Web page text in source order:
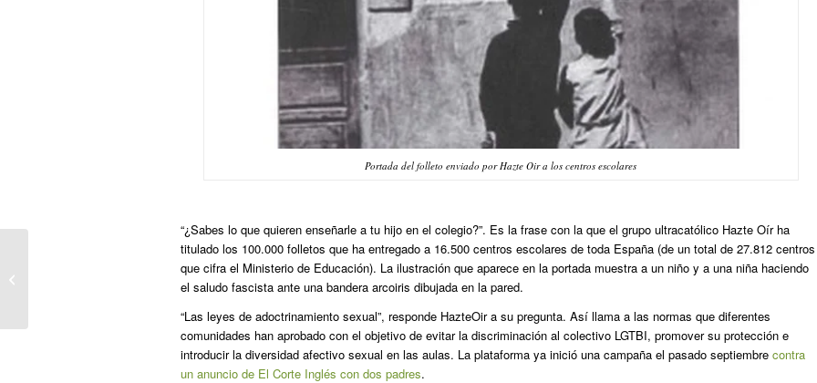
Portada del folleto enviado por Hazte Oir a los centros escolares
“¿Sabes lo que quieren enseñarle a tu hijo en el colegio?”. Es la frase con la que el grupo ultracatólico Hazte Oír ha
titulado los 100.000 folletos que ha entregado a 16.500 centros escolares de toda España (de un total de 27.812 centros
que cifra el Ministerio de Educación). La ilustración que aparece en la portada muestra a un niño y a una niña haciendo
el saludo fascista ante una bandera arcoiris dibujada en la pared.
“Las leyes de adoctrinamiento sexual”, responde HazteOir a su pregunta. Así llama a las normas que diferentes
comunidades han aprobado con el objetivo de evitar la discriminación al colectivo LGTBI, promover su protección e
introducir la diversidad afectivo sexual en las aulas. La plataforma ya inició una campaña el pasado septiembre contra
un anuncio de El Corte Inglés con dos padres.
Municipios franceses se niegan a
difundir una campaña oficial contra el